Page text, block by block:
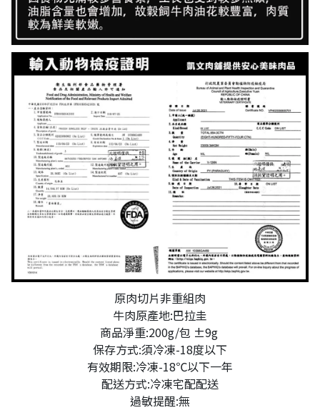
原肉切片非重組肉
牛肉原產地:巴拉圭
商品淨重:200g/包 ±9g
保存方式:須冷凍-18度以下
有效期限:冷凍-18℃以下一年
配送方式:冷凍宅配配送
過敏提醒:無